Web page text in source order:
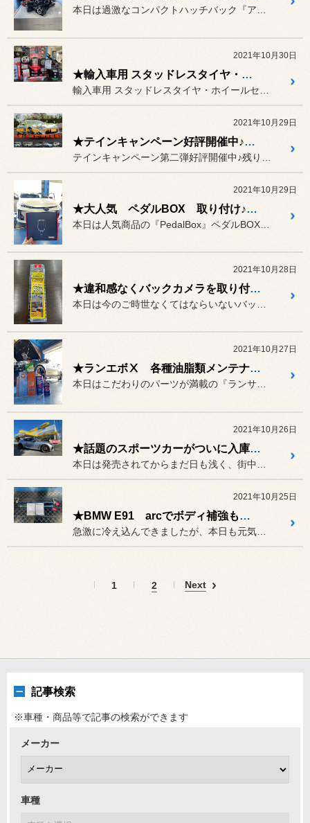
本日は過激なコンパクトハッチバック『アバルト 595 コンペティツ...
2021年10月30日
★輸入車用 スタッドレスタイヤ・ホイールセット 早期予約キャンペーン好評開催中です！！★
2021年10月29日
★テインキャンペーン好評開催中♪10/31まで★
2021年10月29日
★大人気 ペダルBOX 取り付け♪★
2021年10月28日
★違和感なくバックカメラを取り付け ダイハツ ムーヴコンテ★
2021年10月27日
★ランエボⅩ 各種油脂類メンテナンス★
本日はこだわりのパーツが満載の『ランサーエボリューションⅩ』の各種...
2021年10月26日
★話題のスポーツカーがついに入庫しました 新型スバル BRZ★
2021年10月25日
★BMW E91 arcでボディ補強もばっちり★
1 2 Next
記事検索
※車種・商品等で記事の検索ができます
メーカー
車種